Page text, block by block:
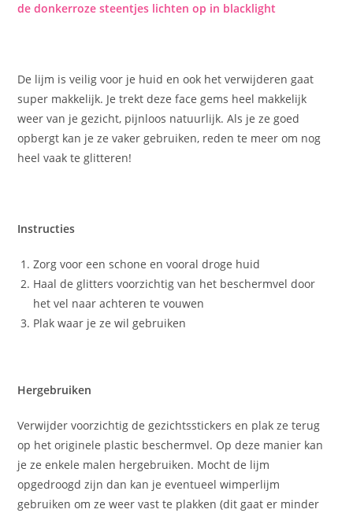
de donkerroze steentjes lichten op in blacklight
De lijm is veilig voor je huid en ook het verwijderen gaat
super makkelijk. Je trekt deze face gems heel makkelijk
weer van je gezicht, pijnloos natuurlijk. Als je ze goed
opbergt kan je ze vaker gebruiken, reden te meer om nog
heel vaak te glitteren!
Instructies
Zorg voor een schone en vooral droge huid
Haal de glitters voorzichtig van het beschermvel door
het vel naar achteren te vouwen
Plak waar je ze wil gebruiken
Hergebruiken
Verwijder voorzichtig de gezichtsstickers en plak ze terug
op het originele plastic beschermvel. Op deze manier kan
je ze enkele malen hergebruiken. Mocht de lijm
opgedroogd zijn dan kan je eventueel wimperlijm
gebruiken om ze weer vast te plakken (dit gaat er minder